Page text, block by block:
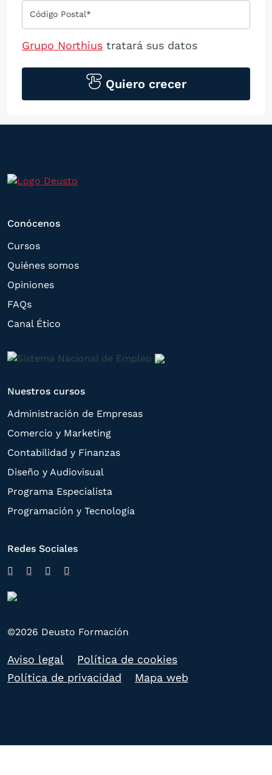
Código Postal*
Grupo Northius tratará sus datos
tecnológicos, incluso aplicaciones de
mensajería instantánea, con el fin de
tramitar la contratación
solicitud con las empresas que conforman
elGrupo Northius
estas puedan hacerle llegar la mejor
oferta de productos y servicios de acuerdo
a su petición. Quedan reconocidos los
derechos de acceso,
limitación, tal y como se explica en la
Quiero crecer
Conócenos
Cursos
Quiénes somos
Opiniones
FAQs
Canal Ético
Nuestros cursos
Administración de Empresas
Comercio y Marketing
Contabilidad y Finanzas
Diseño y Audiovisual
Programa Especialista
Programación y Tecnología
Redes Sociales
©2026 Deusto Formación
Aviso legal
Política de cookies
Política de privacidad
Mapa web